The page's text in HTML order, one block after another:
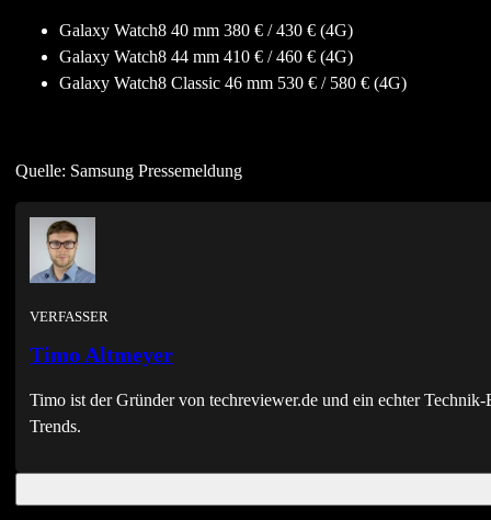
Galaxy Watch8 40 mm 380 € / 430 € (4G)
Galaxy Watch8 44 mm 410 € / 460 € (4G)
Galaxy Watch8 Classic 46 mm 530 € / 580 € (4G)
Quelle: Samsung Pressemeldung
VERFASSER
Timo Altmeyer
Timo ist der Gründer von techreviewer.de und ein echter
Trends.